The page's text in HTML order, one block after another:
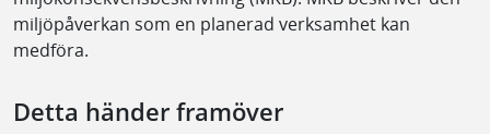
miljöpåverkan som en planerad verksamhet kan
medföra.
Detta händer framöver